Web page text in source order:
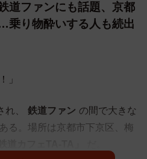
道ファンにも話題、京都
乗り物酔いする人も続出
」
、 鉄道ファン の間で大きな
る。場所は京都市下京区、梅